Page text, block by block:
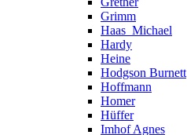
Grimm
Haas_Michael
Hardy
Heine
Hodgson Burnett
Hoffmann
Homer
Hüffer
Imhof Agnes